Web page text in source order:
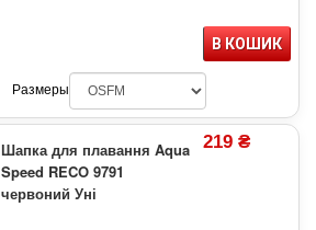
В КОШИК
Размеры
Шапка для плавання Aqua
Speed RECO 9791
червоний Уні
219 ₴